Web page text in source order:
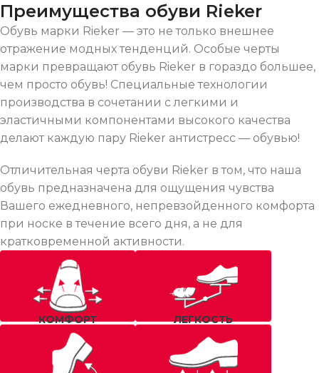
Преимущества обуви Rieker
Обувь марки Rieker — это не только внешнее
отражение модных тенденций. Особые черты
марки превращают обувь Rieker в гораздо большее,
чем просто обувь! Специальные технологии
производства в сочетании с легкими и
эластичными компонентами высокого качества
делают каждую пару Rieker антистресс — обувью!
Отличительная черта обуви Rieker в том, что наша
обувь предназначена для ощущения чувства
Вашего ежедневного, непревзойденного комфорта
при носке в течение всего дня, а не для
кратковременной активности.
КОМФОРТ ЛЕГКОСТЬ